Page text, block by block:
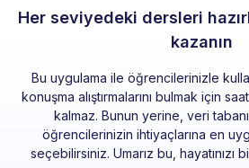
Her seviyedeki dersleri
kazanın
Bu uygulama ile öğrencilerinizle
konuşma alıştırmalarını bulmak için
kalmaz. Bunun yerine, veri
öğrencilerinizin ihtiyaçlarına en
seçebilirsiniz. Umarız bu, hayatınızı